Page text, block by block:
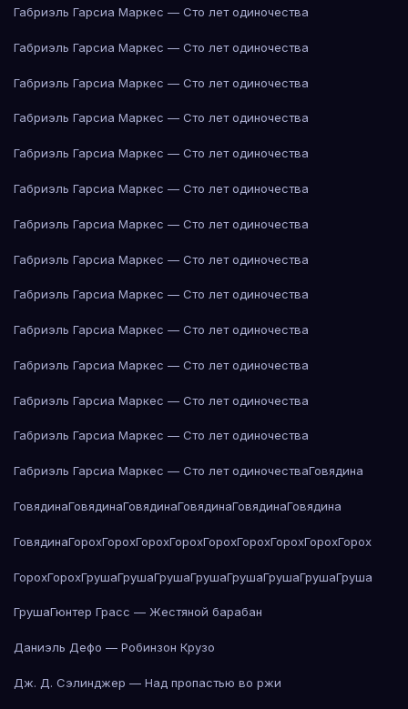
Габриэль Гарсиа Маркес — Сто лет одиночества
Габриэль Гарсиа Маркес — Сто лет одиночества
Габриэль Гарсиа Маркес — Сто лет одиночества
Габриэль Гарсиа Маркес — Сто лет одиночества
Габриэль Гарсиа Маркес — Сто лет одиночества
Габриэль Гарсиа Маркес — Сто лет одиночества
Габриэль Гарсиа Маркес — Сто лет одиночества
Габриэль Гарсиа Маркес — Сто лет одиночества
Габриэль Гарсиа Маркес — Сто лет одиночества
Габриэль Гарсиа Маркес — Сто лет одиночества
Габриэль Гарсиа Маркес — Сто лет одиночества
Габриэль Гарсиа Маркес — Сто лет одиночества
Габриэль Гарсиа Маркес — Сто лет одиночества
Габриэль Гарсиа Маркес — Сто лет одиночестваГовядина
ГовядинаГовядинаГовядинаГовядинаГовядинаГовядина
ГовядинаГорохГорохГорохГорохГорохГорохГорохГорохГорох
ГорохГорохГрушаГрушаГрушаГрушаГрушаГрушаГрушаГруша
ГрушаГюнтер Грасс — Жестяной барабан
Даниэль Дефо — Робинзон Крузо
Дж. Д. Сэлинджер — Над пропастью во ржи